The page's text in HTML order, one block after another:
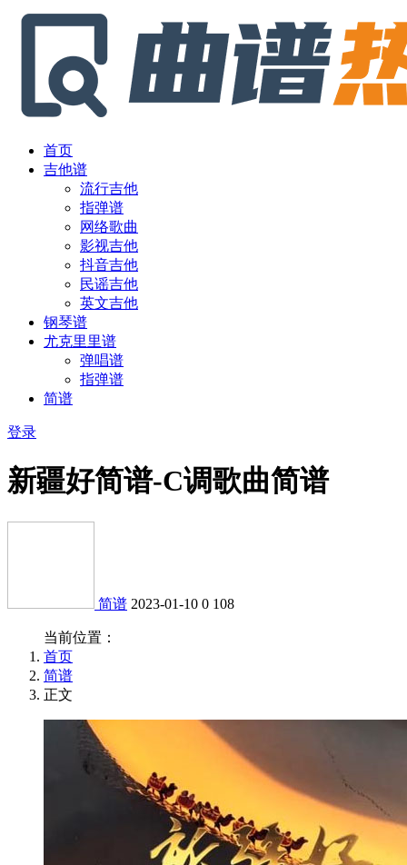
首页
吉他谱
流行吉他
指弹谱
网络歌曲
影视吉他
抖音吉他
民谣吉他
英文吉他
钢琴谱
尤克里里谱
弹唱谱
指弹谱
简谱
登录
新疆好简谱-C调歌曲简谱
简谱 2023-01-10 0 108
当前位置：
首页
简谱
正文